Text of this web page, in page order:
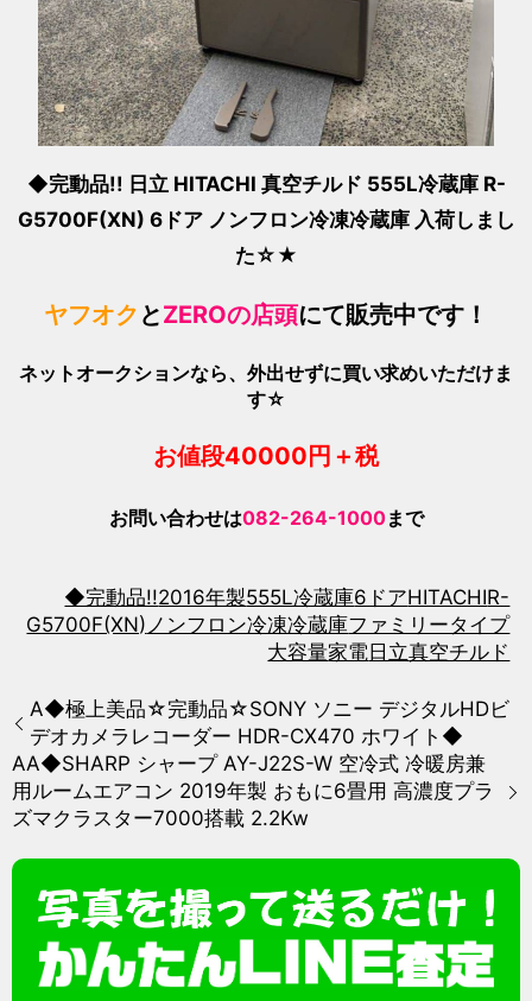
◆完動品!! 日立 HITACHI 真空チルド 555L冷蔵庫 R-
G5700F(XN) 6ドア ノンフロン冷凍冷蔵庫 入荷しまし
た☆★
ヤフオク とZEROの店頭にて販売中です！
ネットオークションなら、外出せずに買い求めいただけま
す☆
お値段40000 円＋税
お問い合わせは082-264-1000まで
◆完動品!!2016年製555L冷蔵庫6ドアHITACHIR-
G5700F(XN) ノンフロン冷凍冷蔵庫ファミリータイプ
大容量家電日立真空チルド
A◆極上美品☆完動品☆SONY ソニー デジタルHDビ
デオカメラレコーダー HDR-CX470 ホワイト◆
AA◆SHARP シャープ AY-J22S-W 空冷式 冷暖房兼
用ルームエアコン 2019年製 おもに6畳用 高濃度プラ
ズマクラスター7000搭載 2.2Kw